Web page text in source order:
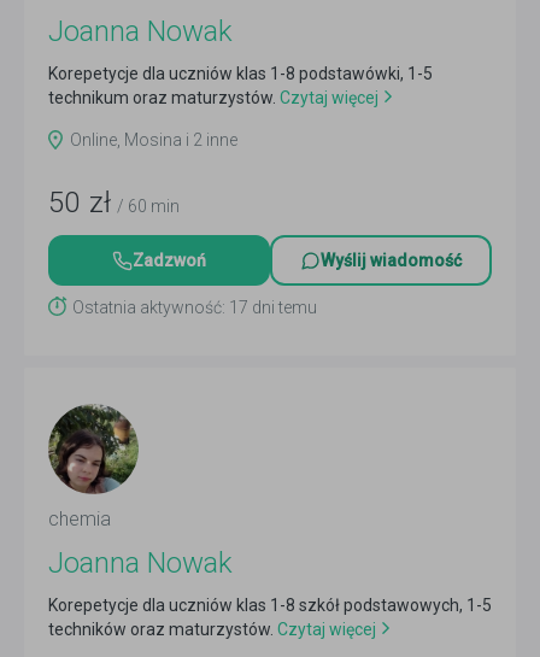
Joanna Nowak
Korepetycje dla uczniów klas 1-8 podstawówki, 1-5
technikum oraz maturzystów. Czytaj więcej
Online, Mosina i 2 inne
50 zł / 60 min
Zadzwoń Wyślij wiadomość
Ostatnia aktywność: 17 dni temu
chemia
Joanna Nowak
Korepetycje dla uczniów klas 1-8 szkół podstawowych, 1-5
techników oraz maturzystów. Czytaj więcej